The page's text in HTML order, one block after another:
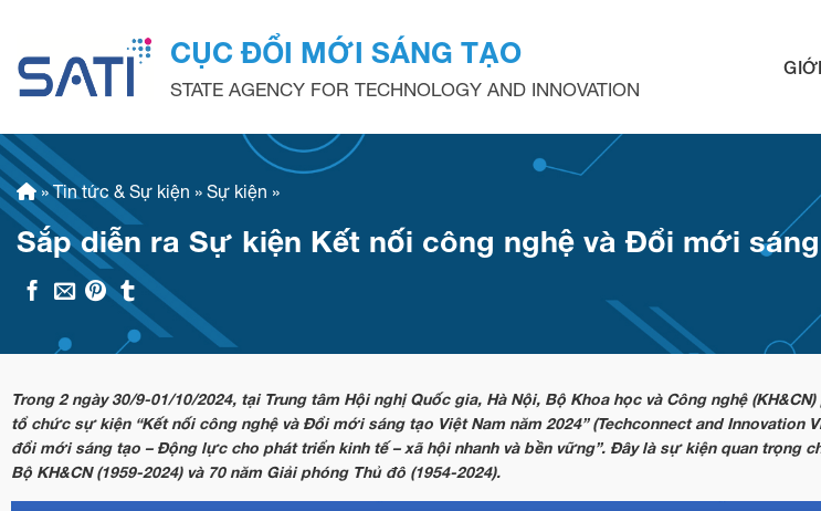
content
CỤC ĐỔI MỚI SÁNG TẠO
STATE AGENCY FOR TECHNOLOGY AND INNOVATION
»Tin tức & Sự kiện » Sự kiện »
Sắp diễn ra Sự kiện Kết nối công nghệ và Đổi mới
Trong 2 ngày 30/9-01/10/2024, tại Trung tâm Hội nghị Quốc gia, Hà Nội, Bộ Khoa học và Công nghệ
tổ chức sự kiện “Kết nối công nghệ và Đổi mới sáng tạo Việt Nam năm 2024” (Techconnect and Innovation
đổi mới sáng tạo – Động lực cho phát triển kinh tế – xã hội nhanh và bền vững”. Đây là sự kiện quan trọng
Bộ KH&CN (1959-2024) và 70 năm Giải phóng Thủ đô (1954-2024).